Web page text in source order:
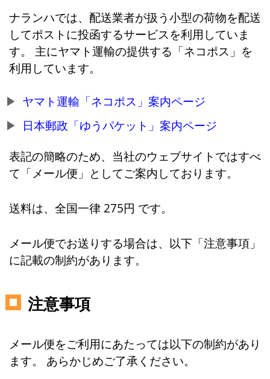
ナランハでは、配送業者が扱う小型の荷物を配送
してポストに投函するサービスを利用していま
す。 主にヤマト運輸の提供する「ネコポス」を
利用しています。
ヤマト運輸「ネコポス」案内ページ
日本郵政「ゆうパケット」案内ページ
表記の簡略のため、当社のウェブサイトではすべ
て「メール便」としてご案内しております。
送料は、全国一律 275円 です。
メール便でお送りする場合は、以下「注意事項」
に記載の制約があります。
注意事項
メール便をご利用にあたっては以下の制約があり
ます。 あらかじめご了承ください。